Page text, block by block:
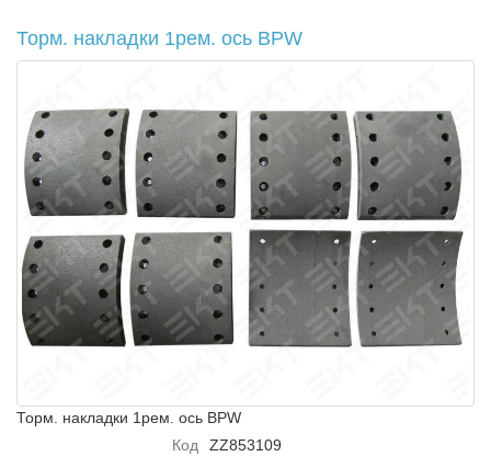
Торм. накладки 1рем. ось BPW
Торм. накладки 1рем. ось BPW
Код
ZZ853109